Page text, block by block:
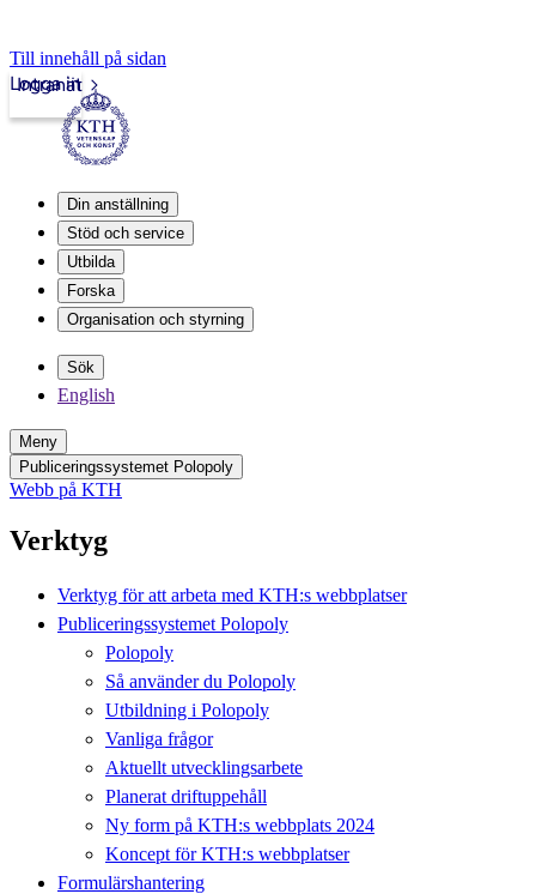
Till innehåll på sidan
Intranät
Logga in
Din anställning
Stöd och service
Utbilda
Forska
Organisation och styrning
Sök
English
Meny
Publiceringssystemet Polopoly
Webb på KTH
Verktyg
Verktyg för att arbeta med KTH:s webbplatser
Publiceringssystemet Polopoly
Polopoly
Så använder du Polopoly
Utbildning i Polopoly
Vanliga frågor
Aktuellt utvecklingsarbete
Planerat driftuppehåll
Ny form på KTH:s webbplats 2024
Koncept för KTH:s webbplatser
Formulärshantering